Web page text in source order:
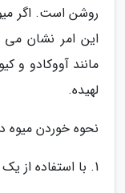
روشن است. اگر
این امر نشان
مانند آووکادو و
لهیده.
نحوه خوردن میوه
1. با استفاده از یک چاقوی تیز، آن را از طول به دو نیم کنید.